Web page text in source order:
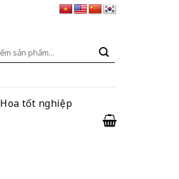
Hoa tốt nghiệp